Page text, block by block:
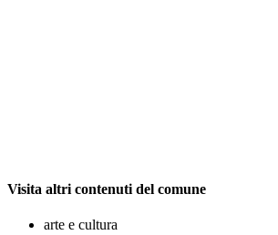
Visita altri contenuti del comune
arte e cultura